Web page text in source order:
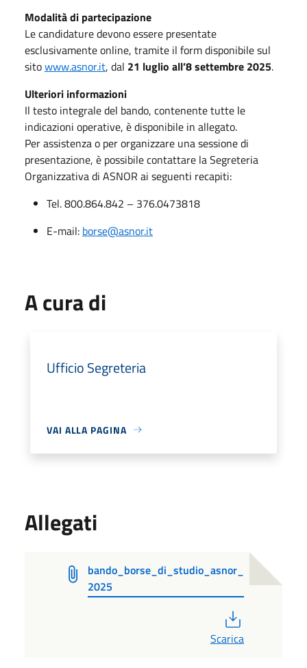
Modalità di partecipazione
Le candidature devono essere presentate
esclusivamente online, tramite il form disponibile sul
sitowww.asnor.it, dal 21 luglio all’8 settembre 2025.
Ulteriori informazioni
Il testo integrale del bando, contenente tutte le
indicazioni operative, è disponibile in allegato.
Per assistenza o per organizzare una sessione di
presentazione, è possibile contattare la Segreteria
Organizzativa di ASNOR ai seguenti recapiti:
Tel. 800.864.842 – 376.0473818
E-mail: borse@asnor.it
A cura di
Ufficio Segreteria
VAI ALLA PAGINA
Allegati
bando_borse_di_studio_asnor_
2025
Scarica